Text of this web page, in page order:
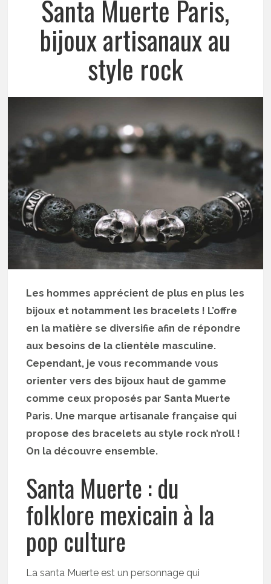
Santa Muerte Paris,
bijoux artisanaux au
style rock
Les hommes apprécient de plus en plus les
bijoux et notamment les bracelets ! L’offre
en la matière se diversifie afin de répondre
aux besoins de la clientèle masculine.
Cependant, je vous recommande vous
orienter vers des bijoux haut de gamme
comme ceux proposés par Santa Muerte
Paris. Une marque artisanale française qui
propose des bracelets au style rock n’roll !
On la découvre ensemble.
Santa Muerte : du
folklore mexicain à la
pop culture
La santa Muerte est un personnage qui